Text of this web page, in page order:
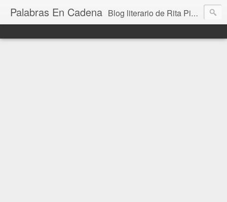
Palabras En Cadena Blog literario de Rita Piedrafita